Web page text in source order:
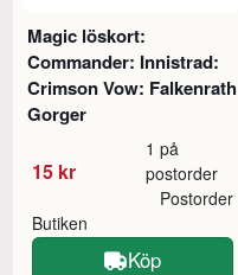
Magic löskort:
Commander: Innistrad:
Crimson Vow: Falkenrath
Gorger
15 kr
1 på
postorder
Butiken
Postorder
Köp